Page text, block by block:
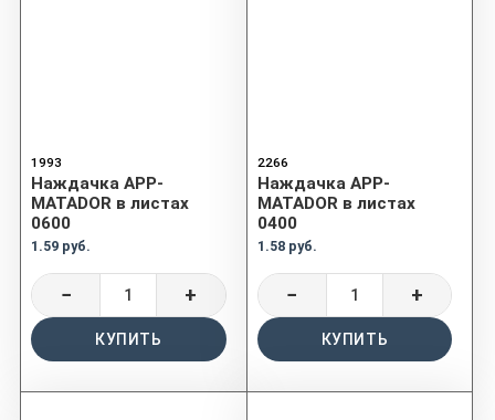
1993
Наждачка APP-
MATADOR в листах
0600
1.59 руб.
− +
КУПИТЬ
2266
Наждачка APP-
MATADOR в листах
0400
1.58 руб.
− +
КУПИТЬ